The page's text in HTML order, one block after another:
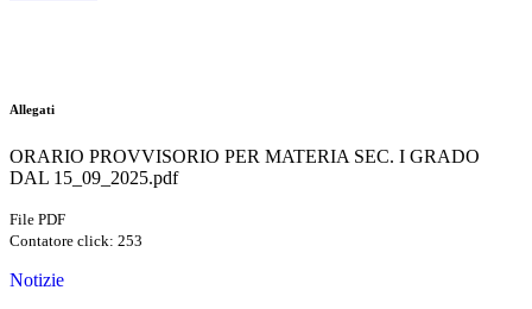
Allegati
ORARIO PROVVISORIO PER MATERIA SEC. I GRADO
DAL 15_09_2025.pdf
File PDF
Contatore click: 253
Notizie